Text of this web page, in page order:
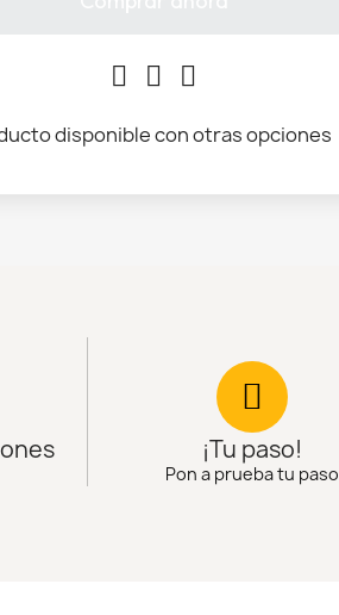
disponible con otras opciones
¡Tu paso!
Pon a prueba tu paso